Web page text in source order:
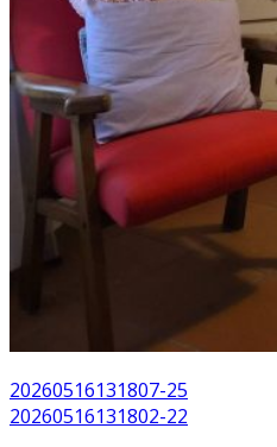
20260516131807-25
20260516131802-22